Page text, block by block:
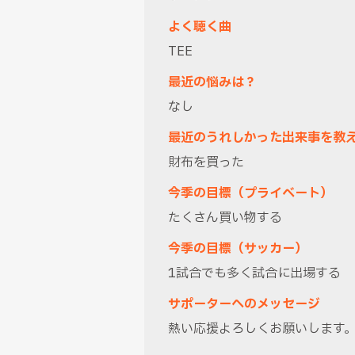
よく聴く曲
TEE
最近の悩みは？
なし
最近のうれしかった出来事を教
財布を買った
今季の目標（プライベート）
たくさん買い物する
今季の目標（サッカー）
1試合でも多く試合に出場する
サポーターへのメッセージ
熱い応援よろしくお願いします。